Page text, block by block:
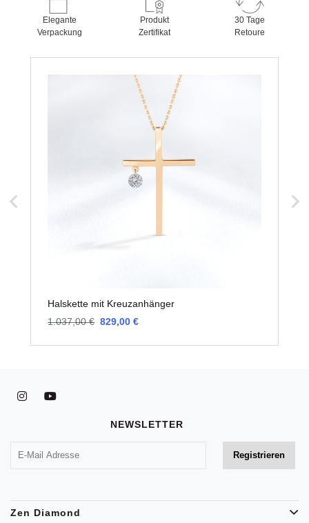
Elegante
Verpackung
Produkt
Zertifikat
30 Tage
Retoure
Halskette mit Kreuzanhänger
829,00 €
1.037,00 €
NEWSLETTER
Zen Diamond